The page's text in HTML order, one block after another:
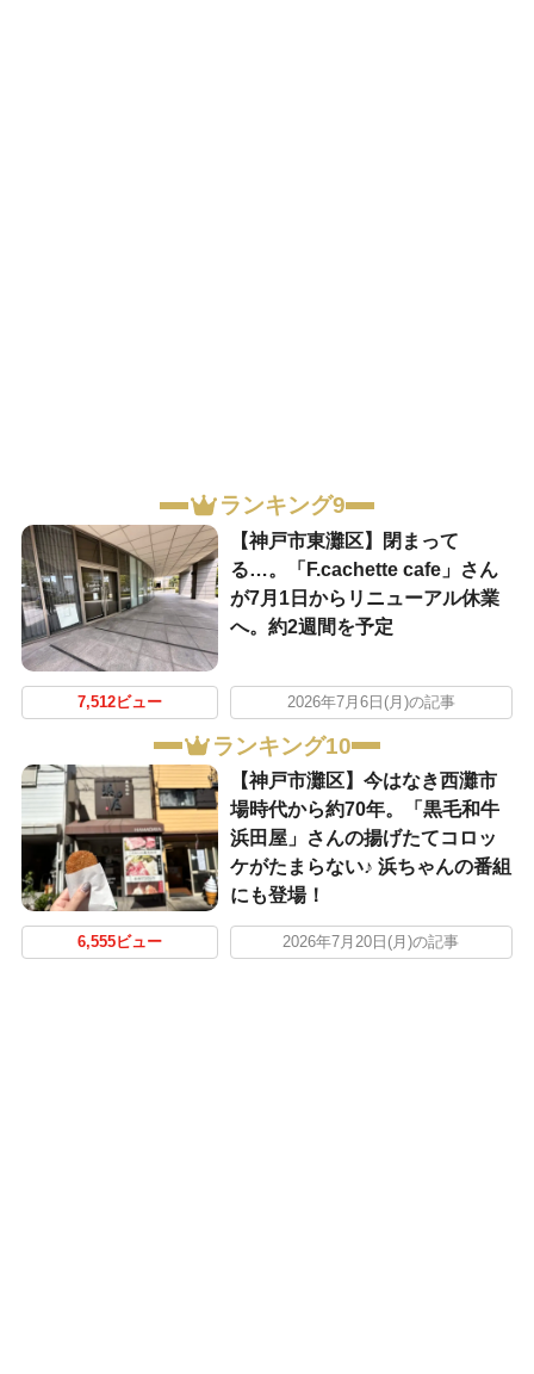
ランキング9
【神戸市東灘区】閉まって
る…。「F.cachette cafe」さん
が7月1日からリニューアル休業
へ。約2週間を予定
7,512ビュー 2026年7月6日(月)の記事
ランキング10
【神戸市灘区】今はなき西灘市
場時代から約70年。「黒毛和牛
浜田屋」さんの揚げたてコロッ
ケがたまらない♪ 浜ちゃんの番組
にも登場！
6,555ビュー 2026年7月20日(月)の記事